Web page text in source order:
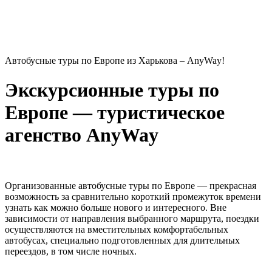
Автобусные туры по Европе из Харькова – AnyWay!
Экскурсионные туры по
Европе — туристическое
агенство AnyWay
Организованные автобусные туры по Европе — прекрасная
возможность за сравнительно короткий промежуток времени
узнать как можно больше нового и интересного. Вне
зависимости от направления выбранного маршрута, поездки
осуществляются на вместительных комфортабельных
автобусах, специально подготовленных для длительных
переездов, в том числе ночных.